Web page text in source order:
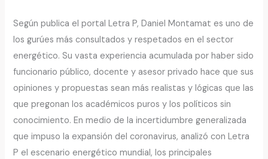
Según publica el portal Letra P, Daniel Montamat es uno de
los gurúes más consultados y respetados en el sector
energético. Su vasta experiencia acumulada por haber sido
funcionario público, docente y asesor privado hace que sus
opiniones y propuestas sean más realistas y lógicas que las
que pregonan los académicos puros y los políticos sin
conocimiento. En medio de la incertidumbre generalizada
que impuso la expansión del coronavirus, analizó con Letra
P el escenario energético mundial, los principales